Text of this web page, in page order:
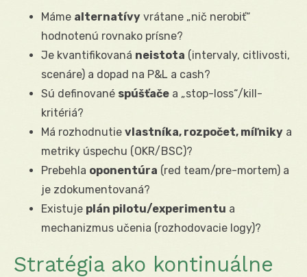
Máme alternatívy vrátane „nič nerobiť“
hodnotenú rovnako prísne?
Je kvantifikovaná neistota (intervaly, citlivosti,
scenáre) a dopad na P&L a cash?
Sú definované spúšťače a „stop-loss“/kill-
kritériá?
Má rozhodnutie vlastníka, rozpočet, míľniky a
metriky úspechu (OKR/BSC)?
Prebehla oponentúra (red team/pre-mortem) a
je zdokumentovaná?
Existuje plán pilotu/experimentu a
mechanizmus učenia (rozhodovacie logy)?
Stratégia ako kontinuálne